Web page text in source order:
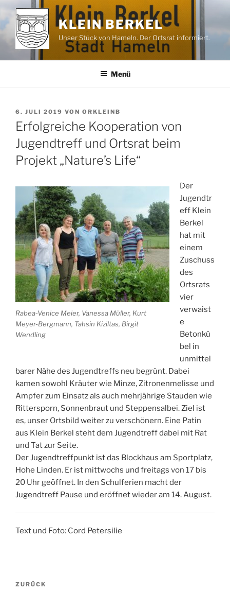
Zum
Inhalt
springen
KLEIN BERKEL
Unser Stück von Hameln. Der Ortsrat informiert.
Menü
VERÖFFENTLICHT
AM
6. JULI 2019 VON ORKLEINB
Erfolgreiche Kooperation von
Jugendtreff und Ortsrat beim
Projekt „Nature’s Life“
Rabea-Venice Meier, Vanessa Müller, Kurt
Meyer-Bergmann, Tahsin Kiziltas, Birgit
Wendling
Der
Jugendtr
eff Klein
Berkel
hat mit
einem
Zuschuss
des
Ortsrats
vier
verwaist
e
Betonkü
bel in
unmittel
barer Nähe des Jugendtreffs neu begrünt. Dabei
kamen sowohl Kräuter wie Minze, Zitronenmelisse und
Ampfer zum Einsatz als auch mehrjährige Stauden wie
Rittersporn, Sonnenbraut und Steppensalbei. Ziel ist
es, unser Ortsbild weiter zu verschönern. Eine Patin
aus Klein Berkel steht dem Jugendtreff dabei mit Rat
und Tat zur Seite.
Der Jugendtreffpunkt ist das Blockhaus am Sportplatz,
Hohe Linden. Er ist mittwochs und freitags von 17 bis
20 Uhr geöffnet. In den Schulferien macht der
Jugendtreff Pause und eröffnet wieder am 14. August.
Text und Foto: Cord Petersilie
Beitragsnavigation
Vorheriger
ZURÜCK